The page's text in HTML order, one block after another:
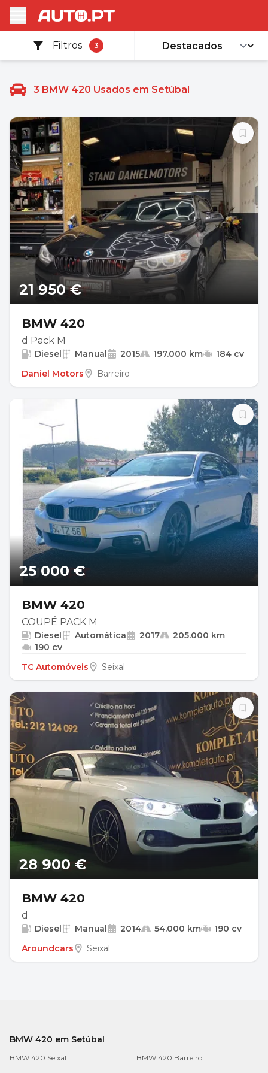
Filtros 3
3 BMW 420 Usados em Setúbal
21 950 €
BMW 420
d Pack M
Diesel Manual 2015 197.000 km
184 cv
Daniel Motors
Barreiro
25 000 €
BMW 420
COUPÉ PACK M
Diesel Automática 2017
205.000 km
190 cv
TC Automóveis
Seixal
28 900 €
BMW 420
d
Diesel Manual 2014 54.000 km
190 cv
Aroundcars
Seixal
BMW 420 em Setúbal
BMW 420 Seixal BMW 420 Barreiro